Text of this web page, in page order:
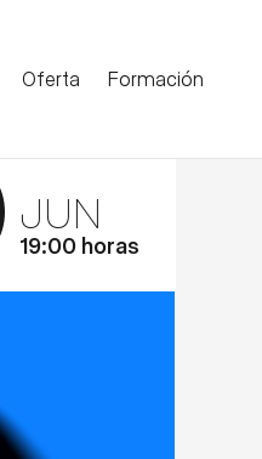
Oferta Formación
JUN
19:00 horas